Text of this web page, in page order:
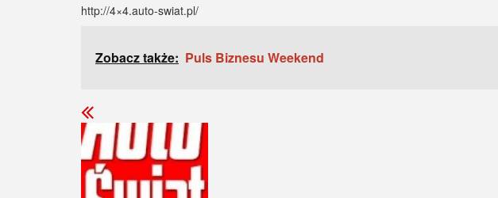
http://4×4.auto-swiat.pl/
Zobacz także: Puls Biznesu Weekend